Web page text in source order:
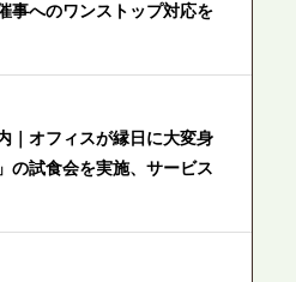
事へのワンストップ対応を
｜オフィスが縁日に大変身
の試食会を実施、サービス